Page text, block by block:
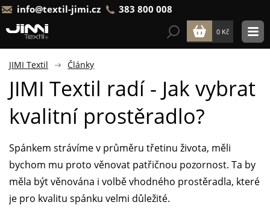
info@textil-jimi.cz 383 800 008
0 Kč
JIMI Textil Články
JIMI Textil radí - Jak vybrat
kvalitní prostěradlo?
Spánkem strávíme v průměru třetinu života, měli
bychom mu proto věnovat patřičnou pozornost. Ta by
měla být věnována i volbě vhodného prostěradla, které
je pro kvalitu spánku velmi důležité.